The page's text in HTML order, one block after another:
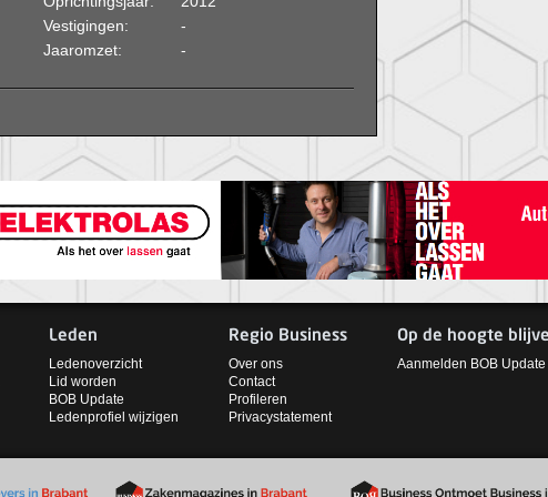
Vestigingen:
-
Jaaromzet:
-
Leden
Ledenoverzicht
Lid worden
BOB Update
Ledenprofiel wijzigen
Regio Business
Over ons
Contact
Profileren
Privacystatement
Op de hoogte
Aanmelden BOB Update